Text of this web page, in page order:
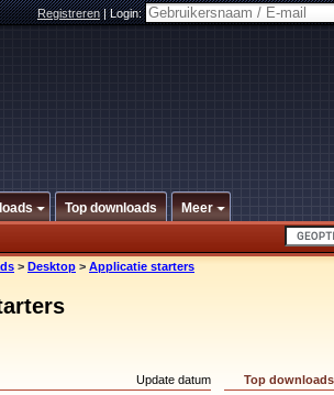
Registreren|Login:
Top downloads Meer
> Desktop > Applicatie starters
Update datum Top downloads